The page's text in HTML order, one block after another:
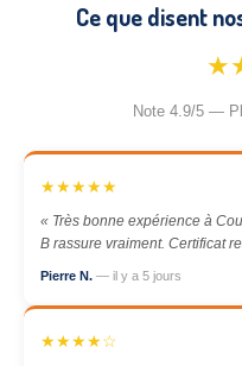
Ce que disent
Note 4.9/5 —
★★★★★
« Très bonne expérience à
B rassure vraiment. Certificat
Pierre N. — il y a 5 jours
★★★★☆